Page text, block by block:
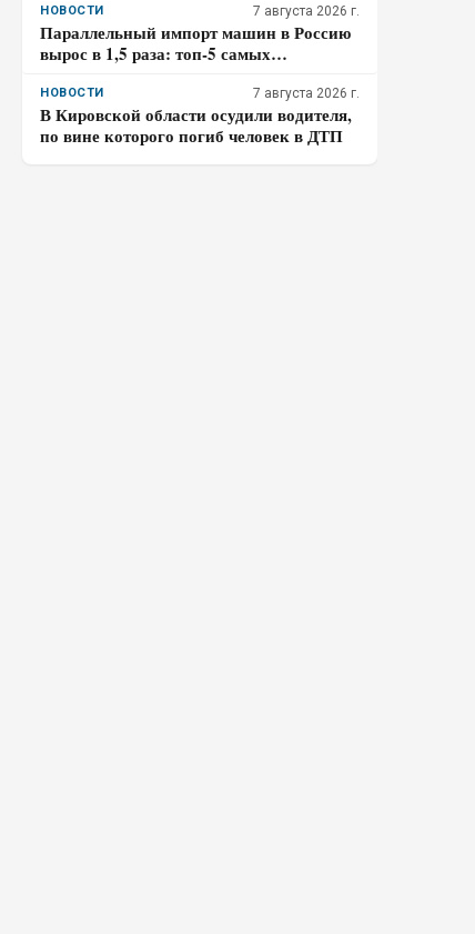
доставку, таможенные платежи и ЭПТС
НОВОСТИ 7 августа 2026 г.
Параллельный импорт машин в Россию
вырос в 1,5 раза: топ-5 самых
НОВОСТИ 7 августа 2026 г.
В Кировской области осудили водителя,
по вине которого погиб человек в ДТП